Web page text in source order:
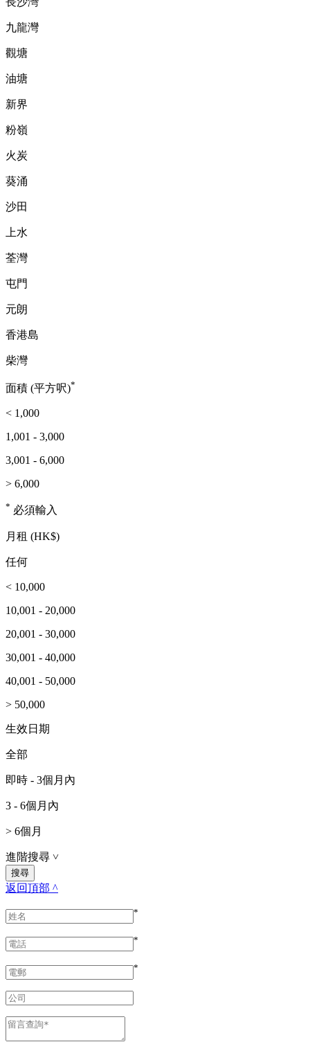
九龍灣
觀塘
油塘
新界
粉嶺
火炭
葵涌
沙田
上水
荃灣
屯門
元朗
香港島
柴灣
面積 (平方呎)*
< 1,000
1,001 - 3,000
3,001 - 6,000
> 6,000
* 必須輸入
月租 (HK$)
任何
< 10,000
10,001 - 20,000
20,001 - 30,000
30,001 - 40,000
40,001 - 50,000
> 50,000
生效日期
全部
即時 - 3個月內
3 - 6個月內
> 6個月
進階搜尋 ˅
返回頂部 ^
*
*
*